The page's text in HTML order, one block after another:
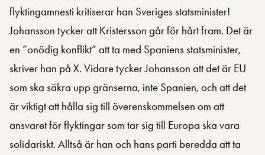
flyktingamnesti kritiserar han Sveriges statsminister!
Johansson tycker att Kristersson går för hårt fram. Det är
en ”onödig konflikt” att ta med Spaniens statsminister,
skriver han på X. Vidare tycker Johansson att det är EU
som ska säkra upp gränserna, inte Spanien, och att det
är viktigt att hålla sig till överenskommelsen om att
ansvaret för flyktingar som tar sig till Europa ska vara
solidariskt. Alltså är han och hans parti beredda att ta